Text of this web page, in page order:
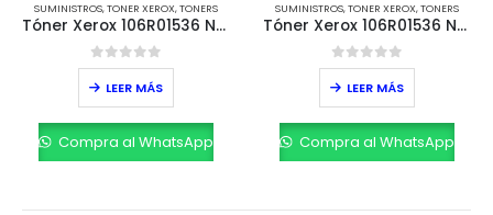
SUMINISTROS,TONER XEROX,TONERS
Tóner Xerox 106R01536 Negro – Alta Capacidad (30,000 páginas)
0out of 5
LEER MÁS
Compra al WhatsApp
SUMINISTROS,TONER XEROX,TONERS
Tóner Xerox 106R01536 Negro – Alta Capacidad (30,000 páginas)
0out of 5
LEER MÁS
Compra al WhatsApp